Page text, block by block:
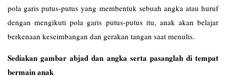
pola garis putus-putus yang membentuk sebuah angka atau huruf
dengan mengikuti pola garis putus-putus itu, anak akan belajar
berkenaan keseimbangan dan gerakan tangan saat menulis.
Sediakan gambar abjad dan angka serta pasanglah di tempat
bermain anak